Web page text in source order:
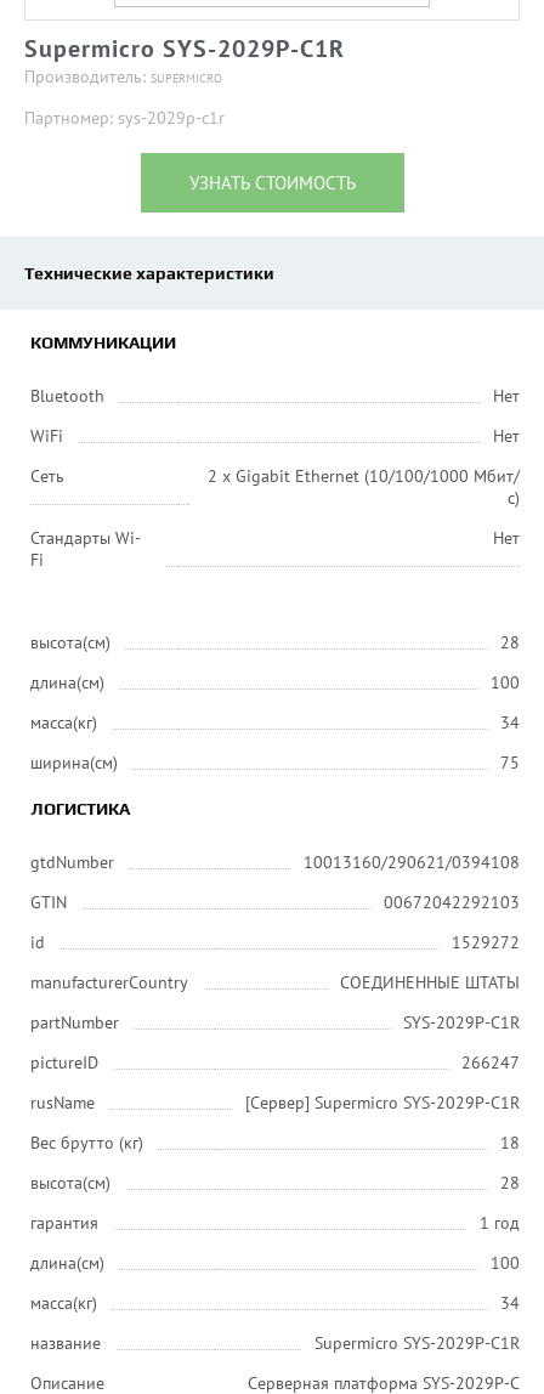
Supermicro SYS-2029P-C1R
Производитель: SUPERMICRO
Партномер: sys-2029p-c1r
УЗНАТЬ СТОИМОСТЬ
Технические характеристики
КОММУНИКАЦИИ
Bluetooth
Нет
WiFi
Нет
Сеть
2 x Gigabit Ethernet (10/100/1000 Мбит/
с)
Стандарты Wi-
Fi
Нет
высота(см)
28
длина(см)
100
масса(кг)
34
ширина(см)
75
ЛОГИСТИКА
gtdNumber
10013160/290621/0394108
GTIN
00672042292103
id
1529272
manufacturerCountry
СОЕДИНЕННЫЕ ШТАТЫ
partNumber
SYS-2029P-C1R
pictureID
266247
rusName
[Сервер] Supermicro SYS-2029P-C1R
Вес брутто (кг)
18
высота(см)
28
гарантия
1 год
длина(см)
100
масса(кг)
34
название
Supermicro SYS-2029P-C1R
Описание
Серверная платформа SYS-2029P-C